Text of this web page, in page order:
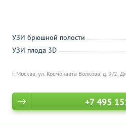
г. Москва, ул. Космонавта Волкова, д. 9/2,
УЗИ брюшной полости
УЗИ плода 3D
+7 495